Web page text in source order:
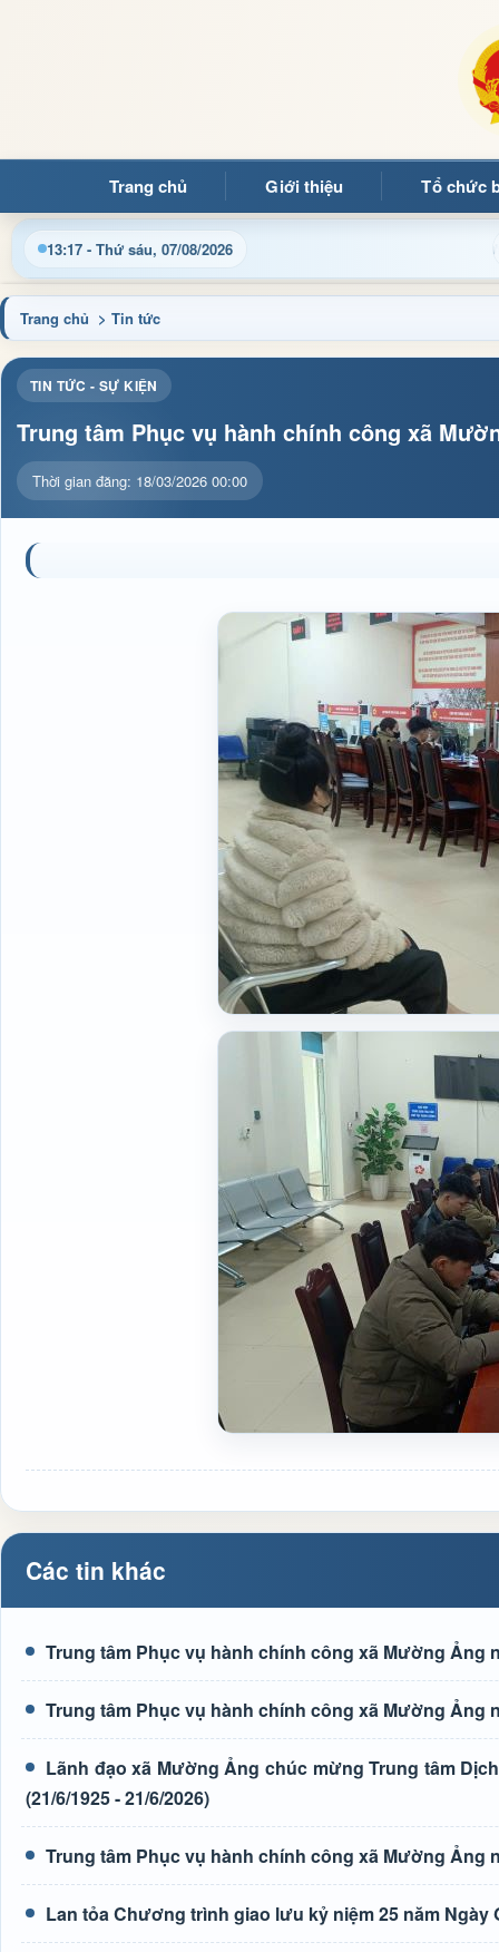
Trang chủ Giới thiệu Tổ chức
13:17 - Thứ sáu, 07/08/2026
quý bạn đọc đến với Trang thông tin điện tử xã Mường Ảng
Trang chủ > Tin tức
TIN TỨC - SỰ KIỆN
Trung tâm Phục vụ hành chính công xã
Thời gian đăng: 18/03/2026 00:00
Các tin khác
Trung tâm Phục vụ hành chính công xã Mường Ảng
Trung tâm Phục vụ hành chính công xã Mường Ảng
Lãnh đạo xã Mường Ảng chúc mừng Trung tâm
(21/6/1925 - 21/6/2026)
Trung tâm Phục vụ hành chính công xã Mường Ảng
Lan tỏa Chương trình giao lưu kỷ niệm 25 năm Ngày